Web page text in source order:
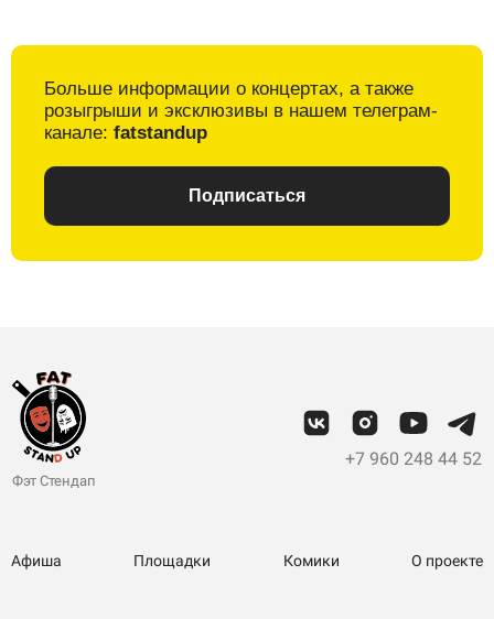
Больше информации о концертах, а также
розыгрыши и эксклюзивы в нашем телеграм-
канале: fatstandup
Подписаться
Фэт Стендап
+7 960 248 44 52
Афиша Площадки Комики О проекте